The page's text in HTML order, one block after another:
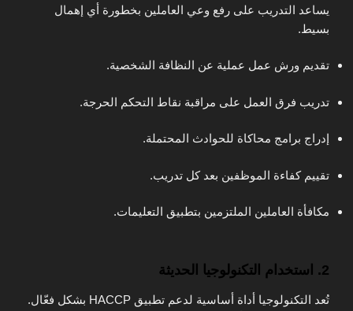
يساعد التدريب على رفع وعي العاملين بخطورة أي إهمال
بسيط.
تقديم ورش عمل عملية عن النظافة الشخصية.
تدريب فرق العمل على مراقبة نقاط التحكم الحرجة.
إدراج برامج محاكاة للحوادث المحتملة.
تقييم كفاءة الموظفين بعد كل تدريب.
مكافأة العاملين الملتزمين بتطبيق التعليمات.
2. استخدام التكنولوجيا الحديثة
تُعد التكنولوجيا أداة أساسية لدعم تطبيق HACCP بشكل فعّال.